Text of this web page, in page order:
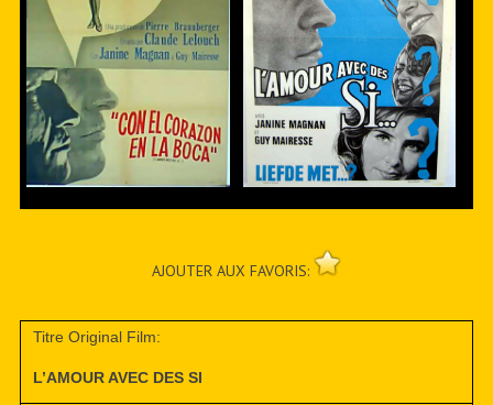
AJOUTER AUX FAVORIS:
Titre Original Film:
L’AMOUR AVEC DES SI